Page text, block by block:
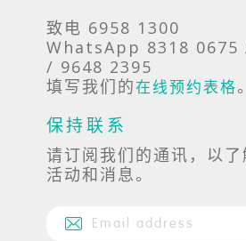
致电 6958 1300
WhatsApp 8318 0675
/ 9648 2395
填写我们的在线预约表格。
保持联系
请订阅我们的通讯，以
活动和消息。